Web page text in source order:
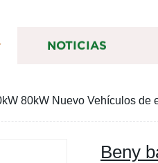
NOTICIAS
80kW Nuevo Vehículos
Beny